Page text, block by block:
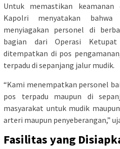
Untuk memastikan keamanan
Kapolri menyatakan
menyiagakan personel di
bagian dari Operasi
ditempatkan di pos
terpadu di sepanjang jalur mudik.
“Kami menempatkan personel
pos terpadu maupun di
masyarakat untuk mudik
arteri maupun penyeberangan,”
Fasilitas yang